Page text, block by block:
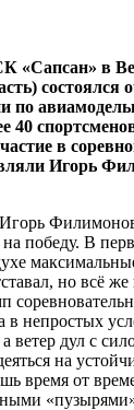
«Сапсан» в
состоялся
по
40
в
Игорь
Филимонов
победу. В
но всё
в непростых
ветер дул с
на
время от